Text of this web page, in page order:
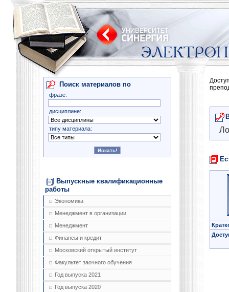
Поиск материалов по
фразе:
дисциплине:
типу материала:
Выпускные квалификационные
работы
Экономика
Менеджмент в организации
Менеджмент
Финансы и кредит
Московский открытый институт
Факультет заочного обучения
Год выпуска 2021
Год выпуска 2020